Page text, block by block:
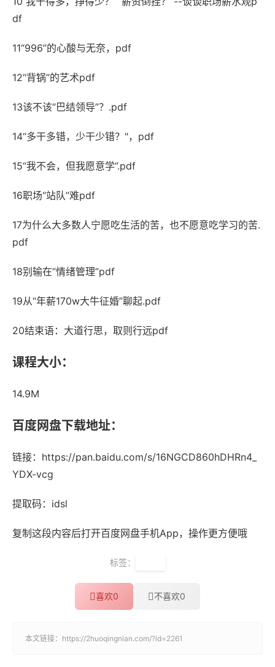
df
11“996”的心酸与无奈，pdf
12“背锅”的艺术pdf
13该不该“巴结领导”？.pdf
14“多干多错，少干少错？"，pdf
15“我不会，但我愿意学”.pdf
16职场“站队”难pdf
17为什么大多数人宁愿吃生活的苦，也不愿意吃学习的苦.
pdf
18别输在“情绪管理”pdf
19从“年薪170w大牛征婚”聊起.pdf
20结束语：大道行思，取则行远pdf
课程大小：
14.9M
百度网盘下载地址：
链接：https://pan.baidu.com/s/16NGCD860hDHRn4_
YDX-vcg
提取码：idsl
复制这段内容后打开百度网盘手机App，操作更方便哦
标签：
喜欢0 不喜欢0
本文链接： https://2huoqingnian.com/?id=2261